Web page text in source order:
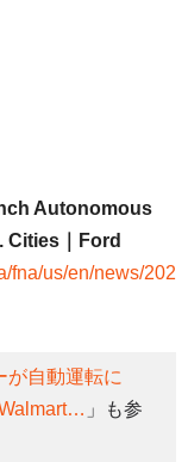
Autonomous
Cities｜Ford
fna/us/en/news/202
が自動運転に
」も参